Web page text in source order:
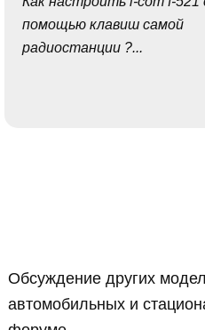
помощью клавиш самой
радиостанции ?...
Обсуждение других
автомобильных и